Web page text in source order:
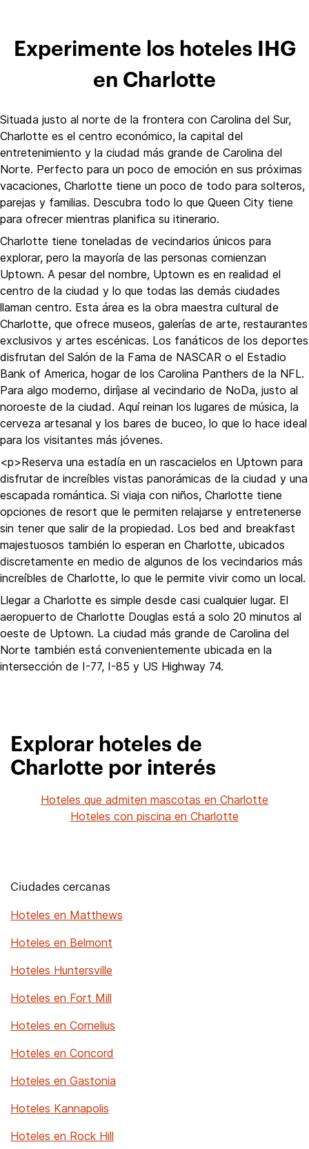
Experimente los hoteles IHG
en Charlotte
Situada justo al norte de la frontera con Carolina del Sur,
Charlotte es el centro económico, la capital del
entretenimiento y la ciudad más grande de Carolina del
Norte. Perfecto para un poco de emoción en sus próximas
vacaciones, Charlotte tiene un poco de todo para solteros,
parejas y familias. Descubra todo lo que Queen City tiene
para ofrecer mientras planifica su itinerario.
Charlotte tiene toneladas de vecindarios únicos para
explorar, pero la mayoría de las personas comienzan
Uptown. A pesar del nombre, Uptown es en realidad el
centro de la ciudad y lo que todas las demás ciudades
llaman centro. Esta área es la obra maestra cultural de
Charlotte, que ofrece museos, galerías de arte, restaurantes
exclusivos y artes escénicas. Los fanáticos de los deportes
disfrutan del Salón de la Fama de NASCAR o el Estadio
Bank of America, hogar de los Carolina Panthers de la NFL.
Para algo moderno, diríjase al vecindario de NoDa, justo al
noroeste de la ciudad. Aquí reinan los lugares de música, la
cerveza artesanal y los bares de buceo, lo que lo hace ideal
para los visitantes más jóvenes.
<p>Reserva una estadía en un rascacielos en Uptown para
disfrutar de increíbles vistas panorámicas de la ciudad y una
escapada romántica. Si viaja con niños, Charlotte tiene
opciones de resort que le permiten relajarse y entretenerse
sin tener que salir de la propiedad. Los bed and breakfast
majestuosos también lo esperan en Charlotte, ubicados
discretamente en medio de algunos de los vecindarios más
increíbles de Charlotte, lo que le permite vivir como un local.
Llegar a Charlotte es simple desde casi cualquier lugar. El
aeropuerto de Charlotte Douglas está a solo 20 minutos al
oeste de Uptown. La ciudad más grande de Carolina del
Norte también está convenientemente ubicada en la
intersección de I-77, I-85 y US Highway 74.
Explorar hoteles de
Charlotte por interés
Hoteles que admiten mascotas en Charlotte
Hoteles con piscina en Charlotte
Ciudades cercanas
Hoteles en Matthews
Hoteles en Belmont
Hoteles Huntersville
Hoteles en Fort Mill
Hoteles en Cornelius
Hoteles en Concord
Hoteles en Gastonia
Hoteles Kannapolis
Hoteles en Rock Hill